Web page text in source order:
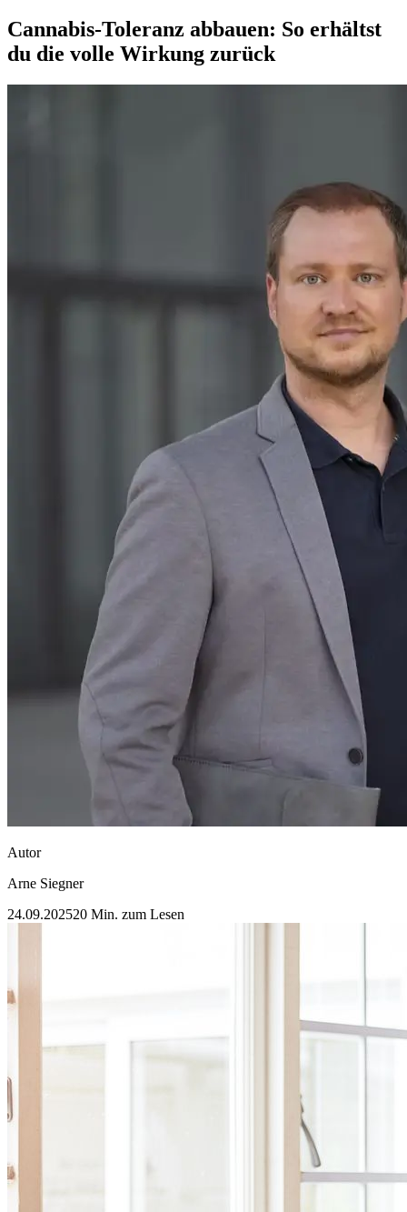
Cannabis-Toleranz abbauen: So erhältst
du die volle Wirkung zurück
Autor
Arne Siegner
24.09.202520 Min. zum Lesen